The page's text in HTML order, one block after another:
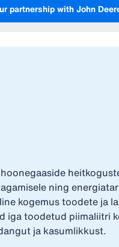
partnership with John
ning
kogemus toodete ja
iga toodetud piimaliitri
ja kasumlikkust.